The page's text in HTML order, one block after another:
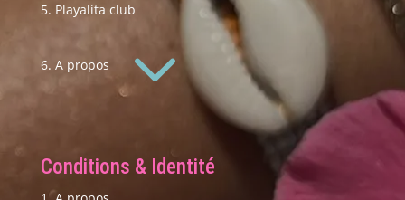
Playalita club
A propos3
Conditions & Identité